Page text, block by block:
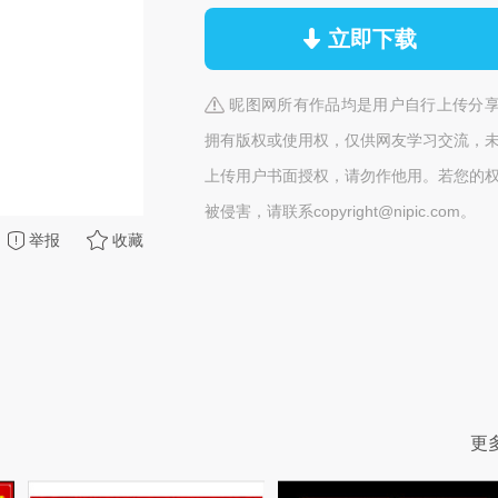
举报 收藏
立即下载
昵图网所有作品均是用户自行上传分
拥有版权或使用权，仅供网友学习交流，
上传用户书面授权，请勿作他用。若您的
被侵害，请联系copyright@nipic.com。
更